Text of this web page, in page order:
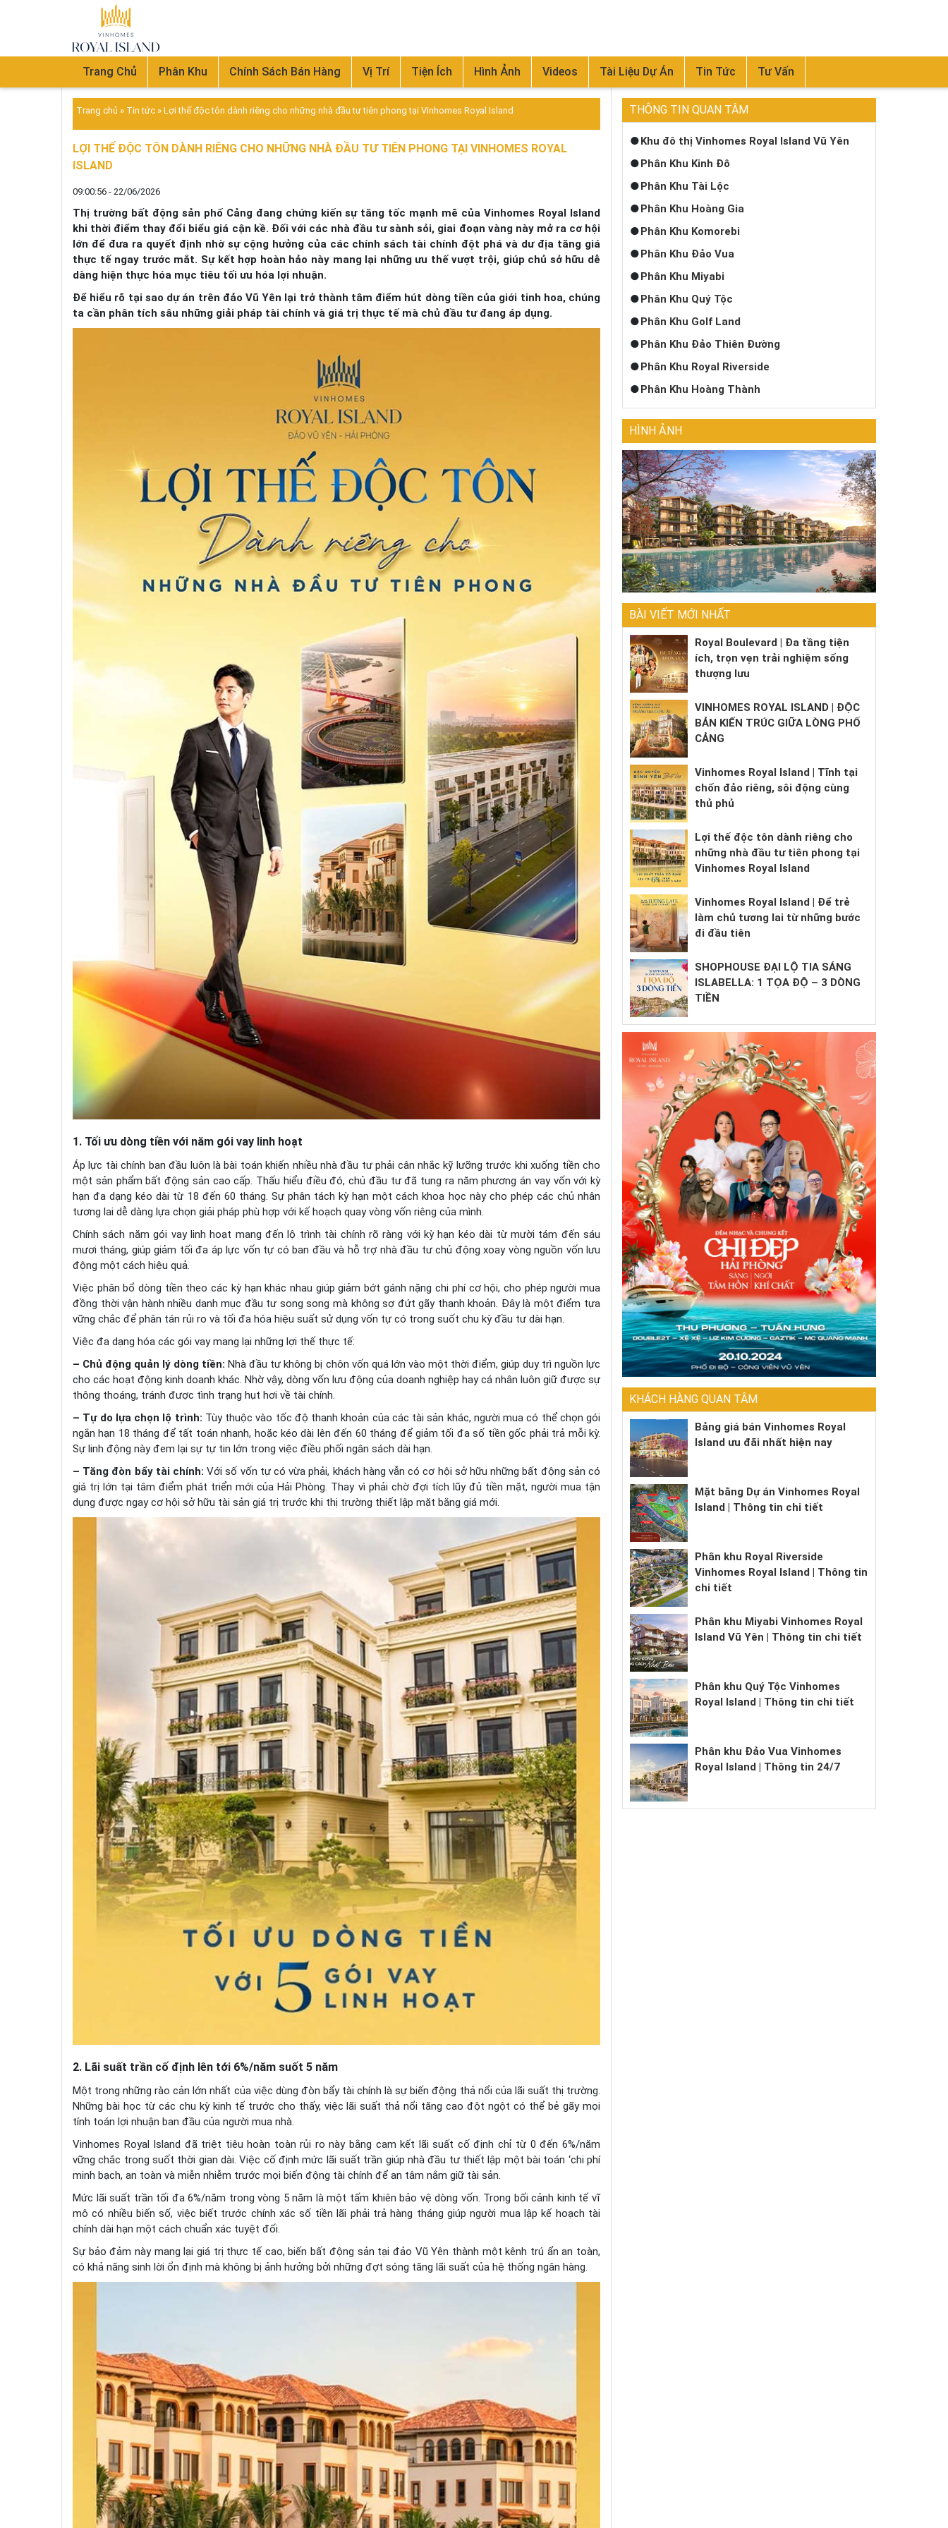
Trang Chủ Phân Khu Chính Sách Bán Hàng Vị Trí Tiện Ích Hình Ảnh Videos Tài Liệu Dự Án Tin Tức Tư Vấn
Trang chủ » Tin tức » Lợi thế độc tôn dành riêng cho những nhà đầu tư tiên phong tại Vinhomes Royal Island
LỢI THẾ ĐỘC TÔN DÀNH RIÊNG CHO NHỮNG NHÀ ĐẦU TƯ TIÊN PHONG TẠI VINHOMES ROYAL
ISLAND
09:00:56 - 22/06/2026
Thị trường bất động sản phố Cảng đang chứng kiến sự tăng tốc mạnh mẽ của Vinhomes Royal Island
khi thời điểm thay đổi biểu giá cận kề. Đối với các nhà đầu tư sành sỏi, giai đoạn vàng này mở ra cơ hội
lớn để đưa ra quyết định nhờ sự cộng hưởng của các chính sách tài chính đột phá và dư địa tăng giá
thực tế ngay trước mắt. Sự kết hợp hoàn hảo này mang lại những ưu thế vượt trội, giúp chủ sở hữu dễ
dàng hiện thực hóa mục tiêu tối ưu hóa lợi nhuận.
Để hiểu rõ tại sao dự án trên đảo Vũ Yên lại trở thành tâm điểm hút dòng tiền của giới tinh hoa, chúng
ta cần phân tích sâu những giải pháp tài chính và giá trị thực tế mà chủ đầu tư đang áp dụng.
1. Tối ưu dòng tiền với năm gói vay linh hoạt
Áp lực tài chính ban đầu luôn là bài toán khiến nhiều nhà đầu tư phải cân nhắc kỹ lưỡng trước khi xuống tiền cho
một sản phẩm bất động sản cao cấp. Thấu hiểu điều đó, chủ đầu tư đã tung ra năm phương án vay vốn với kỳ
hạn đa dạng kéo dài từ 18 đến 60 tháng. Sự phân tách kỳ hạn một cách khoa học này cho phép các chủ nhân
tương lai dễ dàng lựa chọn giải pháp phù hợp với kế hoạch quay vòng vốn riêng của mình.
Chính sách năm gói vay linh hoạt mang đến lộ trình tài chính rõ ràng với kỳ hạn kéo dài từ mười tám đến sáu
mươi tháng, giúp giảm tối đa áp lực vốn tự có ban đầu và hỗ trợ nhà đầu tư chủ động xoay vòng nguồn vốn lưu
động một cách hiệu quả.
Việc phân bổ dòng tiền theo các kỳ hạn khác nhau giúp giảm bớt gánh nặng chi phí cơ hội, cho phép người mua
đồng thời vận hành nhiều danh mục đầu tư song song mà không sợ đứt gãy thanh khoản. Đây là một điểm tựa
vững chắc để phân tán rủi ro và tối đa hóa hiệu suất sử dụng vốn tự có trong suốt chu kỳ đầu tư dài hạn.
Việc đa dạng hóa các gói vay mang lại những lợi thế thực tế:
– Chủ động quản lý dòng tiền: Nhà đầu tư không bị chôn vốn quá lớn vào một thời điểm, giúp duy trì nguồn lực
cho các hoạt động kinh doanh khác. Nhờ vậy, dòng vốn lưu động của doanh nghiệp hay cá nhân luôn giữ được sự
thông thoáng, tránh được tình trạng hụt hơi về tài chính.
– Tự do lựa chọn lộ trình: Tùy thuộc vào tốc độ thanh khoản của các tài sản khác, người mua có thể chọn gói
ngắn hạn 18 tháng để tất toán nhanh, hoặc kéo dài lên đến 60 tháng để giảm tối đa số tiền gốc phải trả mỗi kỳ.
Sự linh động này đem lại sự tự tin lớn trong việc điều phối ngân sách dài hạn.
– Tăng đòn bẩy tài chính: Với số vốn tự có vừa phải, khách hàng vẫn có cơ hội sở hữu những bất động sản có
giá trị lớn tại tâm điểm phát triển mới của Hải Phòng. Thay vì phải chờ đợi tích lũy đủ tiền mặt, người mua tận
dụng được ngay cơ hội sở hữu tài sản giá trị trước khi thị trường thiết lập mặt bằng giá mới.
2. Lãi suất trần cố định lên tới 6%/năm suốt 5 năm
Một trong những rào cản lớn nhất của việc dùng đòn bẩy tài chính là sự biến động thả nổi của lãi suất thị trường.
Những bài học từ các chu kỳ kinh tế trước cho thấy, việc lãi suất thả nổi tăng cao đột ngột có thể bẻ gãy mọi
tính toán lợi nhuận ban đầu của người mua nhà.
Vinhomes Royal Island đã triệt tiêu hoàn toàn rủi ro này bằng cam kết lãi suất cố định chỉ từ 0 đến 6%/năm
vững chắc trong suốt thời gian dài. Việc cố định mức lãi suất trần giúp nhà đầu tư thiết lập một bài toán ‘chi phí
minh bạch, an toàn và miễn nhiễm trước mọi biến động tài chính để an tâm nắm giữ tài sản.
Mức lãi suất trần tối đa 6%/năm trong vòng 5 năm là một tấm khiên bảo vệ dòng vốn. Trong bối cảnh kinh tế vĩ
mô có nhiều biến số, việc biết trước chính xác số tiền lãi phải trả hàng tháng giúp người mua lập kế hoạch tài
chính dài hạn một cách chuẩn xác tuyệt đối.
Sự bảo đảm này mang lại giá trị thực tế cao, biến bất động sản tại đảo Vũ Yên thành một kênh trú ẩn an toàn,
có khả năng sinh lời ổn định mà không bị ảnh hưởng bởi những đợt sóng tăng lãi suất của hệ thống ngân hàng.
THÔNG TIN QUAN TÂM
Khu đô thị Vinhomes Royal Island Vũ Yên
Phân Khu Kinh Đô
Phân Khu Tài Lộc
Phân Khu Hoàng Gia
Phân Khu Komorebi
Phân Khu Đảo Vua
Phân Khu Miyabi
Phân Khu Quý Tộc
Phân Khu Golf Land
Phân Khu Đảo Thiên Đường
Phân Khu Royal Riverside
Phân Khu Hoàng Thành
HÌNH ẢNH
BÀI VIẾT MỚI NHẤT
Royal Boulevard | Đa tầng tiện
ích, trọn vẹn trải nghiệm sống
thượng lưu
VINHOMES ROYAL ISLAND | ĐỘC
BẢN KIẾN TRÚC GIỮA LÒNG PHỐ
CẢNG
Vinhomes Royal Island | Tĩnh tại
chốn đảo riêng, sôi động cùng
thủ phủ
Lợi thế độc tôn dành riêng cho
những nhà đầu tư tiên phong tại
Vinhomes Royal Island
Vinhomes Royal Island | Để trẻ
làm chủ tương lai từ những bước
đi đầu tiên
SHOPHOUSE ĐẠI LỘ TIA SÁNG
ISLABELLA: 1 TỌA ĐỘ – 3 DÒNG
TIỀN
KHÁCH HÀNG QUAN TÂM
Bảng giá bán Vinhomes Royal
Island ưu đãi nhất hiện nay
Mặt bằng Dự án Vinhomes Royal
Island | Thông tin chi tiết
Phân khu Royal Riverside
Vinhomes Royal Island | Thông tin
chi tiết
Phân khu Miyabi Vinhomes Royal
Island Vũ Yên | Thông tin chi tiết
Phân khu Quý Tộc Vinhomes
Royal Island | Thông tin chi tiết
Phân khu Đảo Vua Vinhomes
Royal Island | Thông tin 24/7